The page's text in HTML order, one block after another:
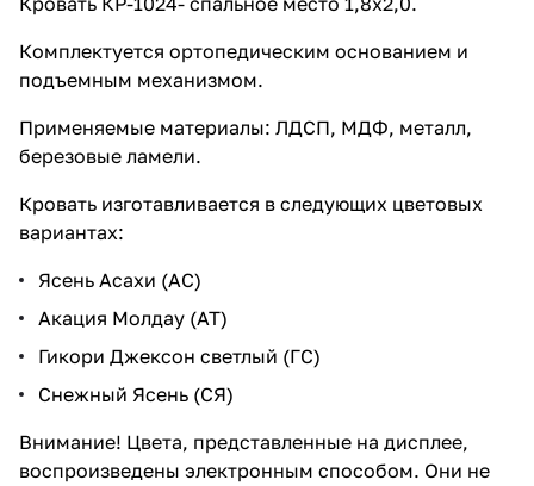
Комплектуется ортопедическим основанием и
подъемным механизмом.
Применяемые материалы: ЛДСП, МДФ, металл,
березовые ламели.
Кровать изготавливается в следующих цветовых
вариантах:
Ясень Асахи (АС)
Акация Молдау (АТ)
Гикори Джексон светлый (ГС)
Снежный Ясень (СЯ)
Внимание! Цвета, представленные на дисплее,
воспроизведены электронным способом. Они не